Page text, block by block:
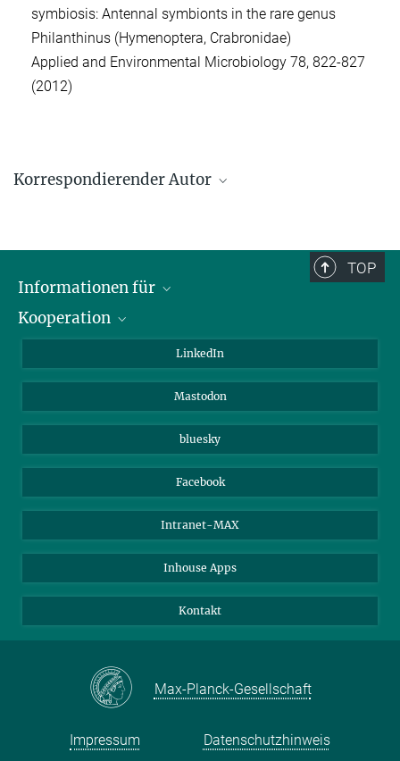
symbiosis: Antennal symbionts in the rare genus
Philanthinus (Hymenoptera, Crabronidae)
Applied and Environmental Microbiology 78, 822-827
(2012)
Korrespondierender Autor
mkaltenpoth@ice.mpg.de
TOP
Informationen für
Journalisten
Kooperation
Max-Planck-Gesellschaft
Beutenberg Campus e.V.
LinkedIn
Mastodon
bluesky
Facebook
Intranet-MAX
Inhouse Apps
Kontakt
Max-Planck-Gesellschaft
Impressum Datenschutzhinweis